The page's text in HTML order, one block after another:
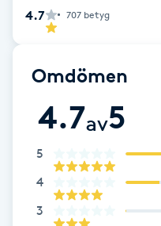
Brynformning
Brynfärgning
Brynplockning
Bröllopsuppsättning
Celluliter
4.7 707 betyg
Omdömen
4.7av5
5
4
3